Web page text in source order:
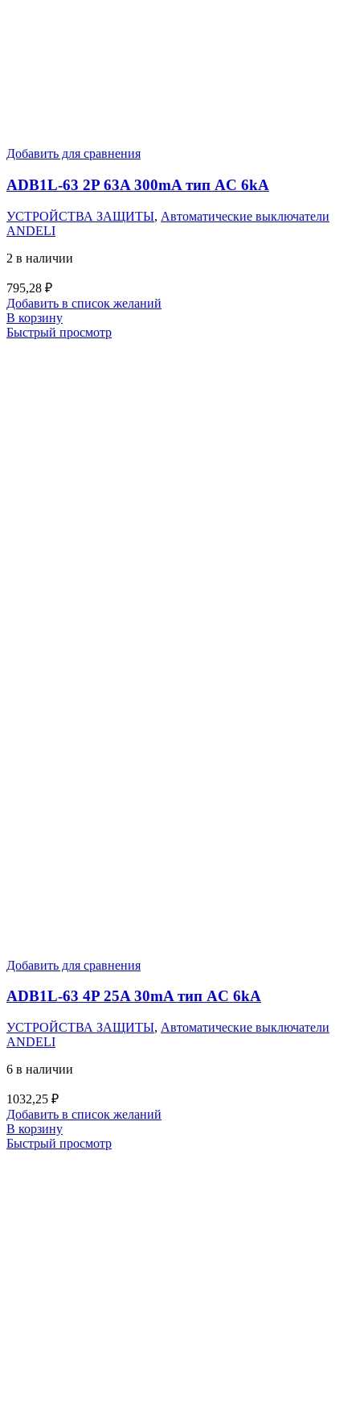
Добавить для сравнения
ADB1L-63 2P 63A 300mA тип AC 6kA
УСТРОЙСТВА ЗАЩИТЫ, Автоматические выключатели
ANDELI
2 в наличии
795,28 ₽
Добавить в список желаний
В корзину
Быстрый просмотр
Добавить для сравнения
ADB1L-63 4P 25A 30mA тип AC 6kA
УСТРОЙСТВА ЗАЩИТЫ, Автоматические выключатели
ANDELI
6 в наличии
1032,25 ₽
Добавить в список желаний
В корзину
Быстрый просмотр